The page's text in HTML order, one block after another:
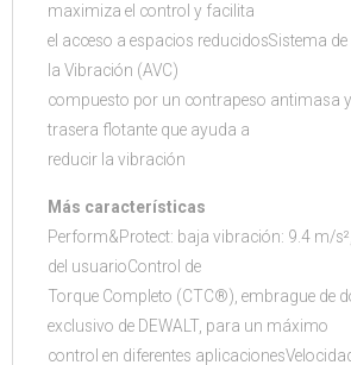
maximiza el control y facilita
el acceso a espacios reducidosSistema
la Vibración (AVC)
compuesto por un contrapeso antimasa
trasera flotante que ayuda a
reducir la vibración
Más características
Perform&Protect: baja vibración: 9.4 m/
del usuarioControl de
Torque Completo (CTC®), embrague de
exclusivo de DEWALT, para un máximo
control en diferentes